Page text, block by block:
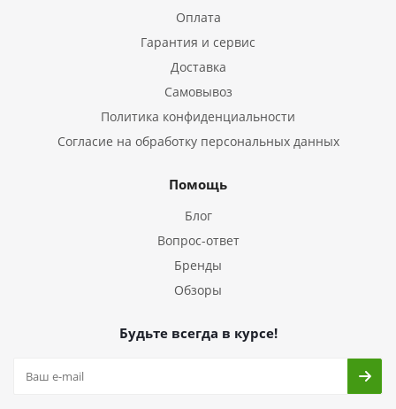
Оплата
Гарантия и сервис
Доставка
Самовывоз
Политика конфиденциальности
Согласие на обработку персональных данных
Помощь
Блог
Вопрос-ответ
Бренды
Обзоры
Будьте всегда в курсе!